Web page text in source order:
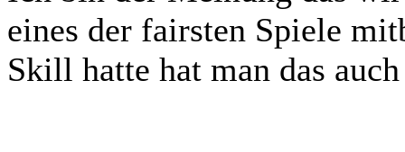
eines der fairsten Spiele
Skill hatte hat man das